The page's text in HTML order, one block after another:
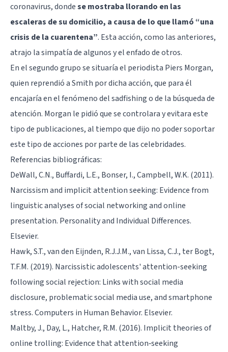
coronavirus, dondese mostraba llorando en las
escaleras de su domicilio, a causa de lo que llamó “una
crisis de la cuarentena”. Esta acción, como las anteriores,
atrajo la simpatía de algunos y el enfado de otros.
En el segundo grupo se situaría el periodista Piers Morgan,
quien reprendió a Smith por dicha acción, que para él
encajaría en el fenómeno del sadfishing o de la búsqueda de
atención. Morgan le pidió que se controlara y evitara este
tipo de publicaciones, al tiempo que dijo no poder soportar
este tipo de acciones por parte de las celebridades.
Referencias bibliográficas:
DeWall, C.N., Buffardi, L.E., Bonser, I., Campbell, W.K. (2011).
Narcissism and implicit attention seeking: Evidence from
linguistic analyses of social networking and online
presentation. Personality and Individual Differences.
Elsevier.
Hawk, S.T., van den Eijnden, R.J.J.M., van Lissa, C.J., ter Bogt,
T.F.M. (2019). Narcissistic adolescents' attention-seeking
following social rejection: Links with social media
disclosure, problematic social media use, and smartphone
stress. Computers in Human Behavior. Elsevier.
Maltby, J., Day, L., Hatcher, R.M. (2016). Implicit theories of
online trolling: Evidence that attention‐seeking